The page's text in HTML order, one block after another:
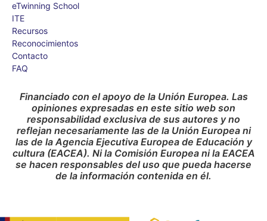
eTwinning School
ITE
Recursos
Reconocimientos
Contacto
FAQ
Financiado con el apoyo de la Unión Europea. Las
opiniones expresadas en este sitio web son
responsabilidad exclusiva de sus autores y no
reflejan necesariamente las de la Unión Europea ni
las de la Agencia Ejecutiva Europea de Educación y
cultura (EACEA). Ni la Comisión Europea ni la EACEA
se hacen responsables del uso que pueda hacerse
de la información contenida en él.